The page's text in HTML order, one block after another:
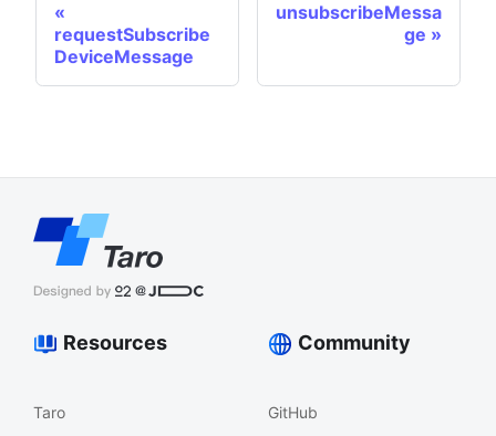
requestSubscribe
DeviceMessage
unsubscribeMessa
ge
Resources
Taro
Community
GitHub